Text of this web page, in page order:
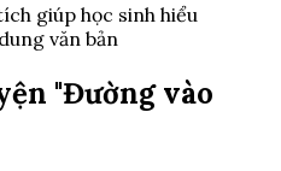
giúp học sinh hiểu
văn bản
"Đường vào